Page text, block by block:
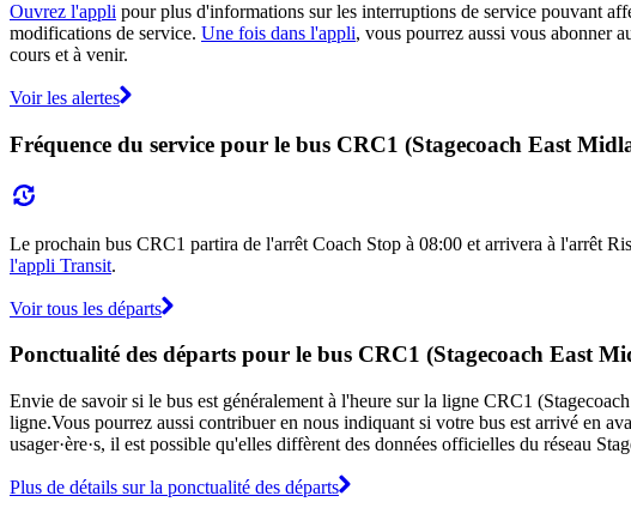
Ouvrez l'appli pour plus d'informations sur les interruptions de service pouvant
modifications de service. Une fois dans l'appli, vous pourrez aussi vous abonner
cours et à venir.
Voir les alertes
Fréquence du service pour le bus CRC1 (Stagecoach East
Le prochain bus CRC1 partira de l'arrêt Coach Stop à 08:00 et arrivera à l'arrêt
l'appli Transit.
Voir tous les départs
Ponctualité des départs pour le bus CRC1 (Stagecoach East
Envie de savoir si le bus est généralement à l'heure sur la ligne CRC1
ligne.Vous pourrez aussi contribuer en nous indiquant si votre bus est arrivé en
usager·ère·s, il est possible qu'elles diffèrent des données officielles du réseau
Plus de détails sur la ponctualité des départs